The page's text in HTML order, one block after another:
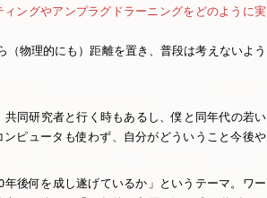
ングやアンプラグドラーニングをどのように実
（物理的にも）距離を置き、普段は考えないよう
同研究者と行く時もあるし、僕と同年代の若い
ピュータも使わず、自分がどういうこと今後や
後何を成し遂げているか」というテーマ。ワー